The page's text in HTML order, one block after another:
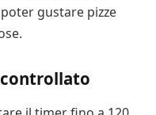
gustare pizze
controllato